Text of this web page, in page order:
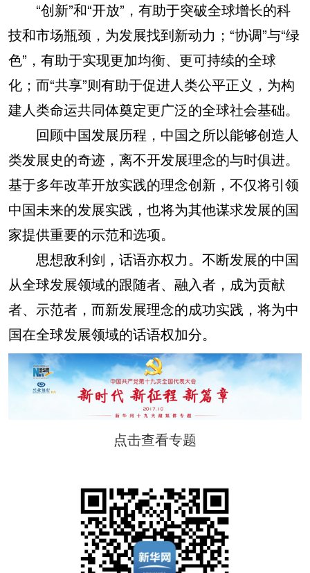
“创新”和“开放”，有助于突破全球增长的科
技和市场瓶颈，为发展找到新动力；“协调”与“绿
色”，有助于实现更加均衡、更可持续的全球
化；而“共享”则有助于促进人类公平正义，为构
建人类命运共同体奠定更广泛的全球社会基础。
回顾中国发展历程，中国之所以能够创造人
类发展史的奇迹，离不开发展理念的与时俱进。
基于多年改革开放实践的理念创新，不仅将引领
中国未来的发展实践，也将为其他谋求发展的国
家提供重要的示范和选项。
思想敌利剑，话语亦权力。不断发展的中国
从全球发展领域的跟随者、融入者，成为贡献
者、示范者，而新发展理念的成功实践，将为中
国在全球发展领域的话语权加分。
点击查看专题